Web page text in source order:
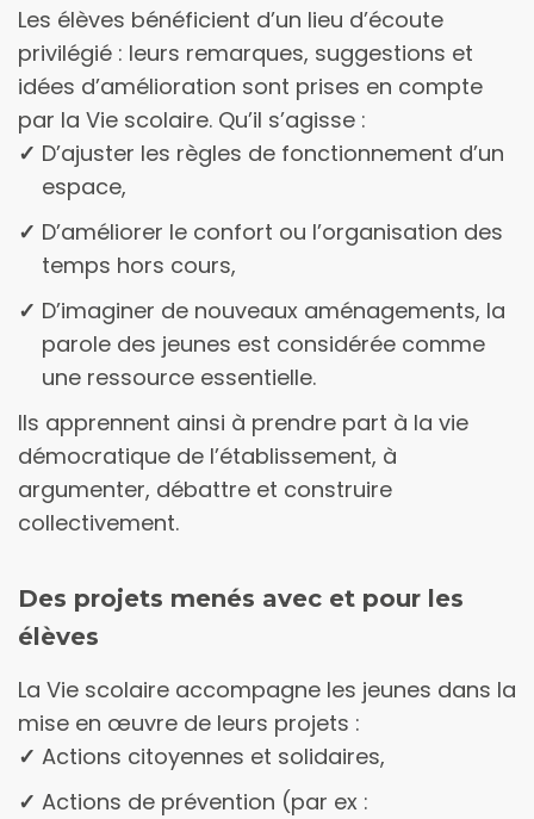
Les élèves bénéficient d’un lieu d’écoute
privilégié : leurs remarques, suggestions et
idées d’amélioration sont prises en compte
par la Vie scolaire. Qu’il s’agisse :
d’ajuster les règles de fonctionnement d’un
espace,
d’améliorer le confort ou l’organisation des
temps hors cours,
d’imaginer de nouveaux aménagements, la
parole des jeunes est considérée comme
une ressource essentielle.
Ils apprennent ainsi à prendre part à la vie
démocratique de l’établissement, à
argumenter, débattre et construire
collectivement.
Des projets menés avec et pour les
élèves
La Vie scolaire accompagne les jeunes dans la
mise en œuvre de leurs projets :
actions citoyennes et solidaires,
actions de prévention (par ex :